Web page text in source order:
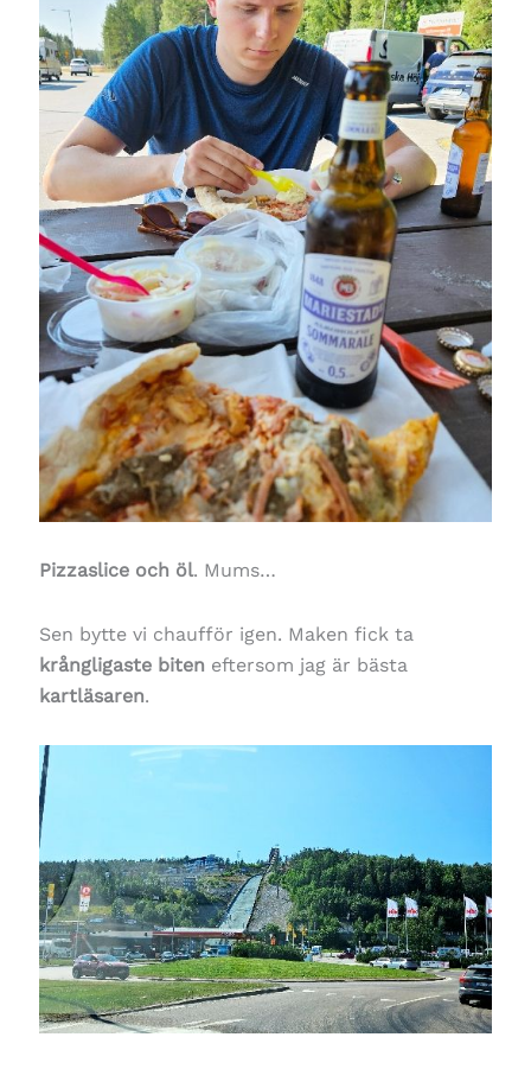
Pizzaslice och öl. Mums…
Sen bytte vi chaufför igen. Maken fick ta
krångligaste biten eftersom jag är bästa
kartläsaren.